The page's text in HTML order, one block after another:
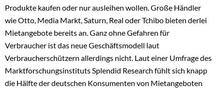
Produkte kaufen oder nur ausleihen wollen. Große Händler
wie Otto, Media Markt, Saturn, Real oder Tchibo bieten derlei
Mietangebote bereits an. Ganz ohne Gefahren für
Verbraucher ist das neue Geschäftsmodell laut
Verbraucherschützern allerdings nicht. Laut einer Umfrage des
Marktforschungsinstituts Splendid Research fühlt sich knapp
die Hälfte der deutschen Konsumenten von Mietangeboten